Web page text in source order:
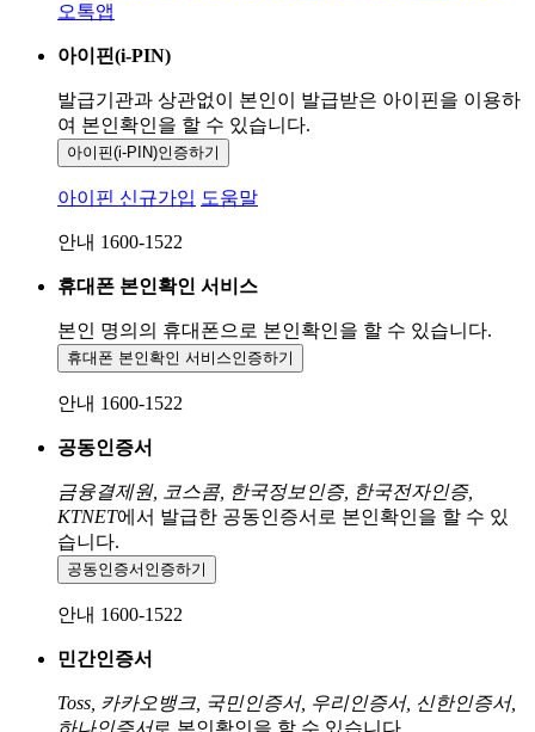
오톡앱
아이핀(i-PIN)
발급기관과 상관없이 본인이 발급받은 아이핀을 이용하
여 본인확인을 할 수 있습니다.
아이핀(i-PIN)인증하기
아이핀 신규가입 도움말
안내 1600-1522
휴대폰 본인확인 서비스
본인 명의의 휴대폰으로 본인확인을 할 수 있습니다.
휴대폰 본인확인 서비스인증하기
안내 1600-1522
공동인증서
금융결제원, 코스콤, 한국정보인증, 한국전자인증,
KTNET에서 발급한 공동인증서로 본인확인을 할 수 있
습니다.
공동인증서 인증하기
안내 1600-1522
민간인증서
Toss, 카카오뱅크, 국민인증서, 우리인증서, 신한인증서,